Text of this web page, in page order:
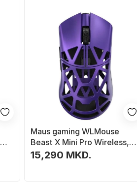
Maus gaming WLMouse
Beast X Mini Pro Wireless,
36g, RGB, lejla
15,290 MKD.